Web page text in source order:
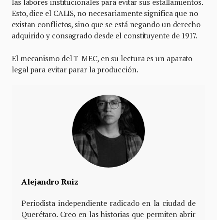
las labores institucionales para evitar sus estallamientos.
Esto, dice el CALIS, no necesariamente significa que no
existan conflictos, sino que se está negando un derecho
adquirido y consagrado desde el constituyente de 1917.
El mecanismo del T-MEC, en su lectura es un aparato
legal para evitar parar la producción.
Alejandro Ruiz
Periodista independiente radicado en la ciudad de
Querétaro. Creo en las historias que permiten abrir